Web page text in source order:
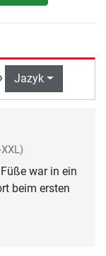
Jazyk
war in ein
beim ersten